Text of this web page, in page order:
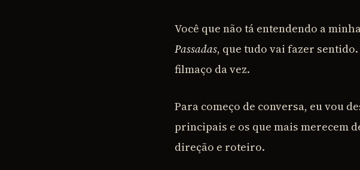
Você que não tá entendendo a
Passadas, que tudo vai fazer
filmaço da vez.
Para começo de conversa, eu vou
principais e os que mais merecem
direção e roteiro.